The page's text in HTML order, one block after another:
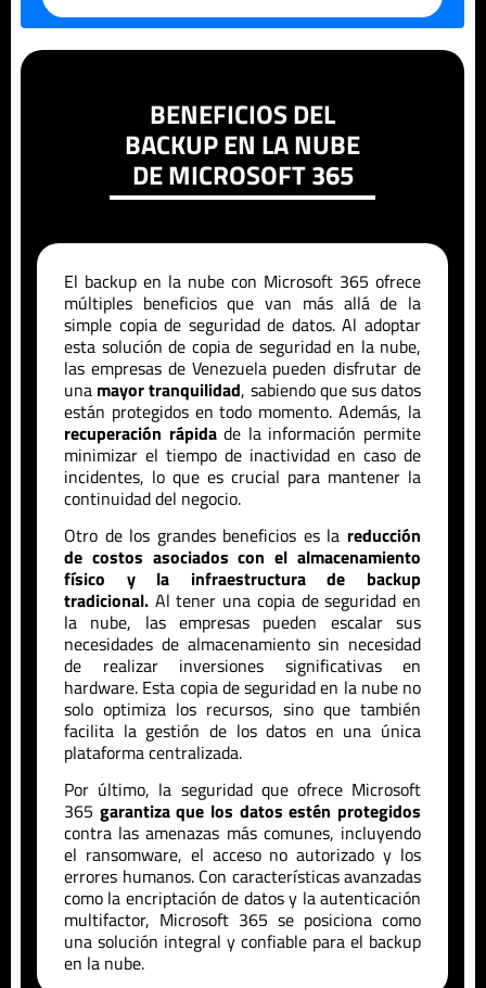
BENEFICIOS DEL
BACKUP EN LA NUBE
DE MICROSOFT 365
El backup en la nube con Microsoft 365 ofrece
múltiples beneficios que van más allá de la
simple copia de seguridad de datos. Al adoptar
esta solución de copia de seguridad en la nube,
las empresas de Venezuelapueden disfrutar de
una mayor tranquilidad, sabiendo que sus datos
están protegidos en todo momento. Además, la
recuperación rápidade la información permite
minimizar el tiempo de inactividad en caso de
incidentes, lo que es crucial para mantener la
continuidad del negocio.
Otro de los grandes beneficios es la reducción
de costos asociados con el almacenamiento
físico y la infraestructura de backup
tradicional. Al tener una copia de seguridad en
la nube, las empresas pueden escalar sus
necesidades de almacenamiento sin necesidad
de realizar inversiones significativas en
hardware. Esta copia de seguridad en la nube no
solo optimiza los recursos, sino que también
facilita la gestión de los datos en una única
plataforma centralizada.
Por último, la seguridad que ofrece Microsoft
365 garantiza que los datos estén protegidos
contra las amenazas más comunes, incluyendo
el ransomware, el acceso no autorizado y los
errores humanos. Con características avanzadas
como la encriptación de datos y la autenticación
multifactor, Microsoft 365 se posiciona como
una solución integral y confiable para el backup
en la nube.